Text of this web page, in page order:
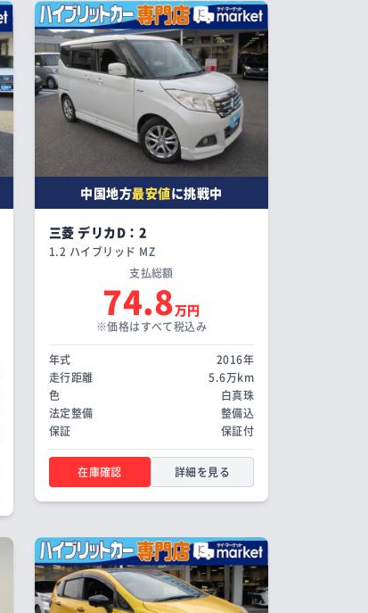
中国地方最安値に挑戦中
三菱 デリカD：2
1.2 ハイブリッド MZ
支払総額
74.8万円
※価格はすべて税込み
年式
2016年
走行距離
5.6万km
色
白真珠
法定整備
整備込
保証
保証付
在庫確認 詳細を見る